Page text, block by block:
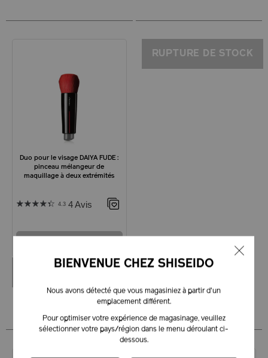
Duo pour le visage DAIYA FUDE :
pinceau mélangeur de
maquillage à deux extrémités
4.3 4 Avis
RUPTURE DE STOCK
BIENVENUE CHEZ SHISEIDO
Nous avons détecté que vous magasiniez à partir d'un
emplacement différent.
Pour optimiser votre expérience de magasinage, veuillez
sélectionner votre pays/région dans le menu déroulant ci-
dessous.